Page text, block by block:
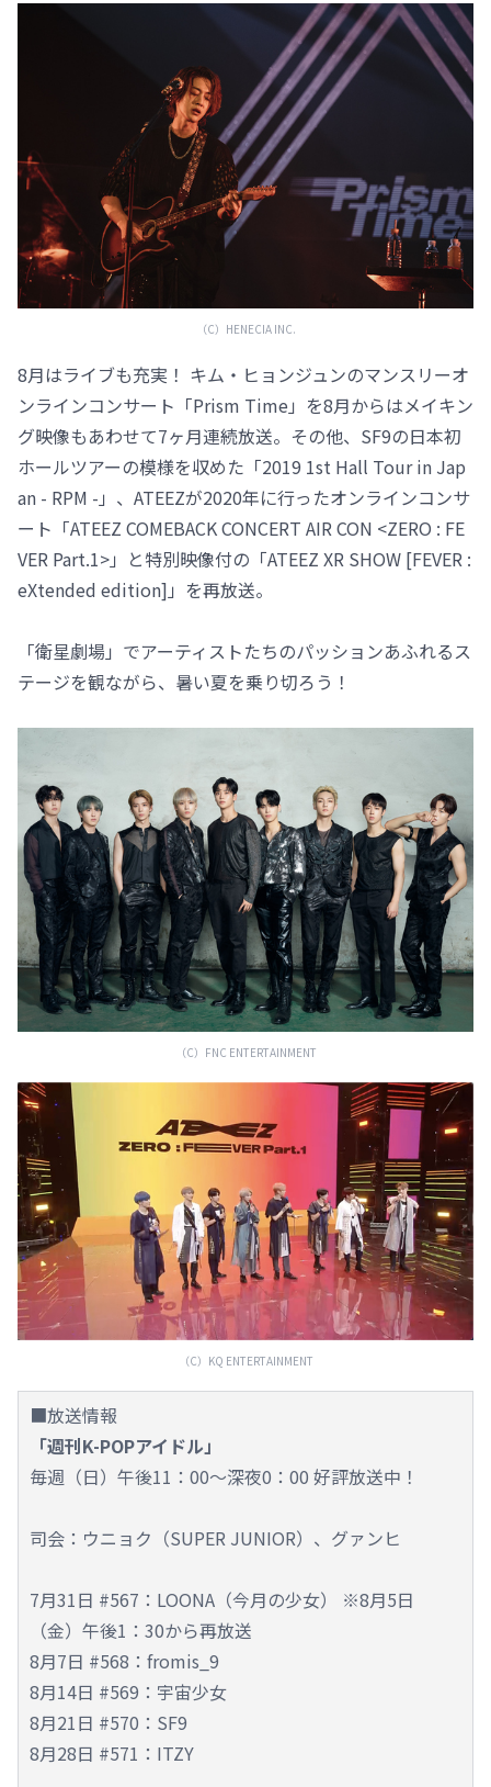
（C）HENECIA INC.
8月はライブも充実！ キム・ヒョンジュンのマンスリーオ
ンラインコンサート「Prism Time」を8月からはメイキン
グ映像もあわせて7ヶ月連続放送。その他、SF9の日本初
ホールツアーの模様を収めた「2019 1st Hall Tour in Jap
an - RPM -」、ATEEZが2020年に行ったオンラインコンサ
ート「ATEEZ COMEBACK CONCERT AIR CON <ZERO : FE
VER Part.1>」と特別映像付の「ATEEZ XR SHOW [FEVER :
eXtended edition]」を再放送。
「衛星劇場」でアーティストたちのパッションあふれるス
テージを観ながら、暑い夏を乗り切ろう！
（C）FNC ENTERTAINMENT
（C）KQ ENTERTAINMENT
■放送情報
「週刊K-POPアイドル」
毎週（日）午後11：00～深夜0：00 好評放送中！
司会：ウニョク（SUPER JUNIOR）、グァンヒ
7月31日 #567：LOONA（今月の少女） ※8月5日
（金）午後1：30から再放送
8月7日 #568：fromis_9
8月14日 #569：宇宙少女
8月21日 #570：SF9
8月28日 #571：ITZY